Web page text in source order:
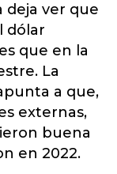
deja ver que
dólar
que en la
La
a que,
externas,
buena
en 2022.